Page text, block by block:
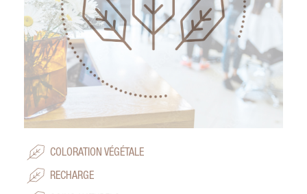
COLORATION VÉGÉTALE
RECHARGE